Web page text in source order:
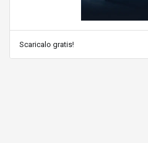
Scaricalo gratis!